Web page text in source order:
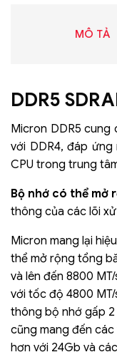
MÔ TẢ
DDR5
Micron DDR5
với DDR4, đáp
CPU trong trung
Bộ nhớ có thể mở
thông của các lõi
Micron mang lại
thể mở rộng tổng
và lên đến 8800
với tốc độ 4800
thông bộ nhớ gấp 2
cũng mang đến
hơn với 24Gb và